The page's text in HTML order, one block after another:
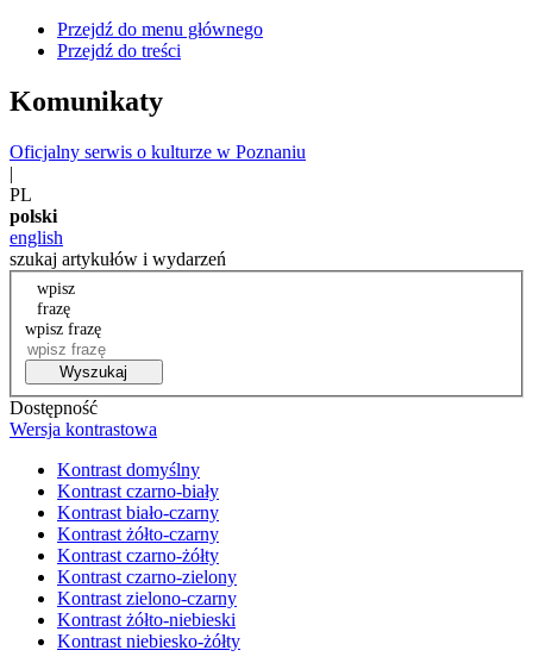
Przejdź do menu głównego
Przejdź do treści
Komunikaty
Oficjalny serwis o kulturze w Poznaniu
|
PL
polski
english
szukaj artykułów i wydarzeń
wpisz
frazę
wpisz frazę
Wyszukaj
Dostępność
Wersja kontrastowa
Kontrast domyślny
Kontrast czarno-biały
Kontrast biało-czarny
Kontrast żółto-czarny
Kontrast czarno-żółty
Kontrast czarno-zielony
Kontrast zielono-czarny
Kontrast żółto-niebieski
Kontrast niebiesko-żółty